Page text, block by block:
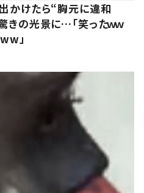
かけたら“胸元に違和
きの光景に…「笑ったｗｗ
」